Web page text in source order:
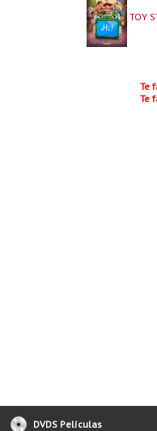
TOY
Te
Te
DVDS Películas